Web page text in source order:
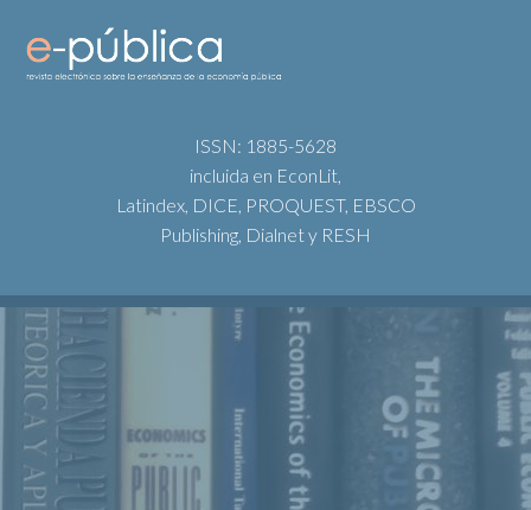
ISSN: 1885-5628
incluida en EconLit,
Latindex, DICE, PROQUEST, EBSCO
Publishing, Dialnet y RESH